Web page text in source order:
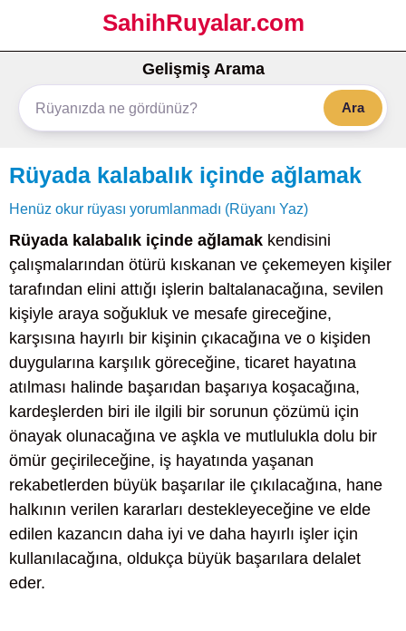
SahihRuyalar.com
Gelişmiş Arama
Ara
Rüyada kalabalık içinde ağlamak
Henüz okur rüyası yorumlanmadı (Rüyanı Yaz)
Rüyada kalabalık içinde ağlamak kendisini
çalışmalarından ötürü kıskanan ve çekemeyen kişiler
tarafından elini attığı işlerin baltalanacağına, sevilen
kişiyle araya soğukluk ve mesafe gireceğine,
karşısına hayırlı bir kişinin çıkacağına ve o kişiden
duygularına karşılık göreceğine, ticaret hayatına
atılması halinde başarıdan başarıya koşacağına,
kardeşlerden biri ile ilgili bir sorunun çözümü için
önayak olunacağına ve aşkla ve mutlulukla dolu bir
ömür geçirileceğine, iş hayatında yaşanan
rekabetlerden büyük başarılar ile çıkılacağına, hane
halkının verilen kararları destekleyeceğine ve elde
edilen kazancın daha iyi ve daha hayırlı işler için
kullanılacağına, oldukça büyük başarılara delalet
eder.